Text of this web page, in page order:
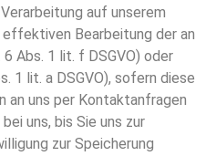
auf unserem
Bearbeitung der an
Abs. 1 lit. f DSGVO) oder
1 lit. a DSGVO), sofern diese
an uns per Kontaktanfragen
uns, bis Sie uns zur
zur Speicherung